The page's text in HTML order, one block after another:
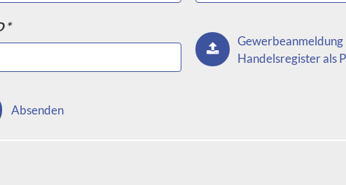
*
Gewerbeanmeldung
Handelsregister als
Absenden